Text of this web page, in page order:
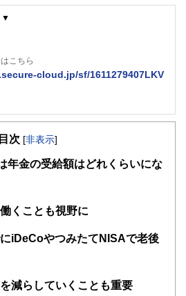
▼
こちら
cloud.jp/sf/1611279407LKV
ャルプランナー
始める。
ライターとして精力的に活動中。広範な知
目次 [非表示]
年金の受給額はどれくらいにな
くことも視野に
iDeCoやつみたてNISAで老後
減らしていくことも重要